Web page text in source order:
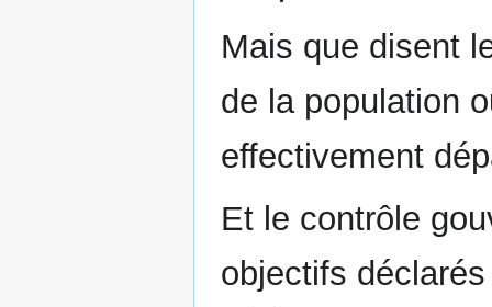
Mais que disent
de la population
effectivement
Et le contrôle
objectifs